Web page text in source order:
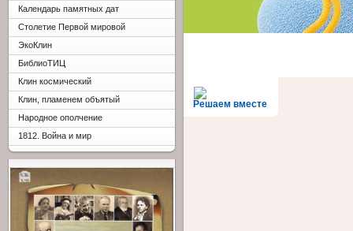
Решаем вместе
Календарь памятных дат
Столетие Первой мировой
ЭкоКлин
БиблиоТИЦ
Клин космический
Клин, пламенем объятый
Народное ополчение
1812. Война и мир